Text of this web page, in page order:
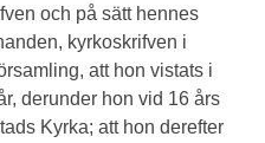
och på sätt hennes
kyrkoskrifven i
att hon vistats i
derunder hon vid 16 års
Kyrka; att hon derefter